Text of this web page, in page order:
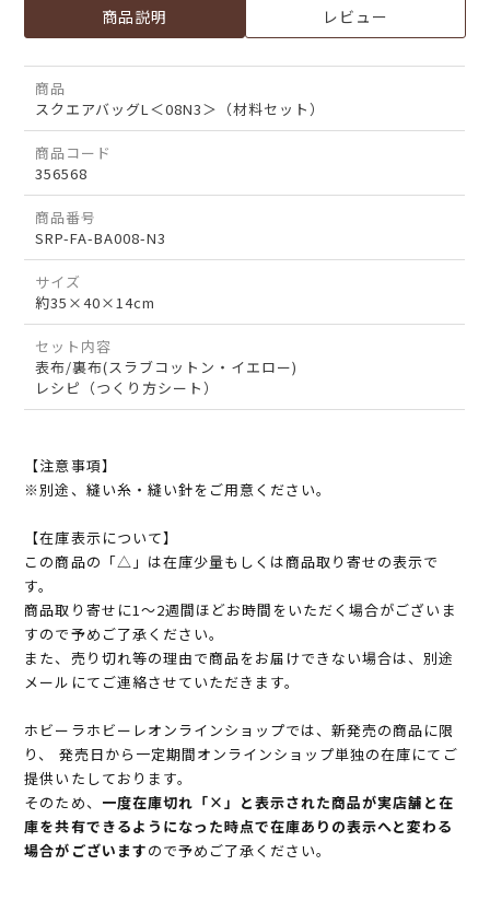
商品説明 レビュー
商品
スクエアバッグL＜08N3＞（材料セット）
商品コード
356568
商品番号
SRP-FA-BA008-N3
サイズ
約35×40×14cm
セット内容
表布/裏布(スラブコットン・イエロー)
レシピ（つくり方シート）
【注意事項】
※別途、縫い糸・縫い針をご用意ください。
【在庫表示について】
この商品の「△」は在庫少量もしくは商品取り寄せの表示で
す。
商品取り寄せに1～2週間ほどお時間をいただく場合がございま
すので予めご了承ください。
また、売り切れ等の理由で商品をお届けできない場合は、別途
メールにてご連絡させていただきます。
ホビーラホビーレオンラインショップでは、新発売の商品に限
り、 発売日から一定期間オンラインショップ単独の在庫にてご
提供いたしております。
そのため、 一度在庫切れ「×」と表示された商品が実店舗と在
庫を共有できるようになった時点で在庫ありの表示へと変わる
場合がございますので予めご了承ください。